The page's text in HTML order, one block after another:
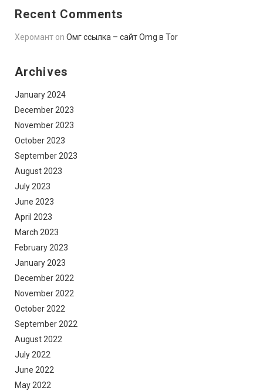
Recent Comments
Херомант on Омг ссылка – сайт Omg в Tor
Archives
January 2024
December 2023
November 2023
October 2023
September 2023
August 2023
July 2023
June 2023
April 2023
March 2023
February 2023
January 2023
December 2022
November 2022
October 2022
September 2022
August 2022
July 2022
June 2022
May 2022